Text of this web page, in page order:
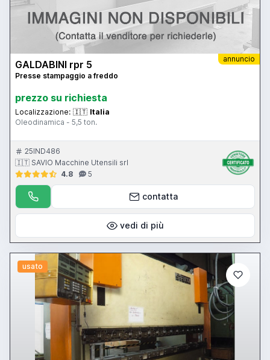
annuncio
GALDABINI rpr 5
Presse stampaggio a freddo
prezzo su richiesta
Localizzazione: 🇮🇹 Italia
Oleodinamica - 5,5 ton.
25IND486
🇮🇹 SAVIO Macchine Utensili srl
4.8
5
contatta
vedi di più
usato